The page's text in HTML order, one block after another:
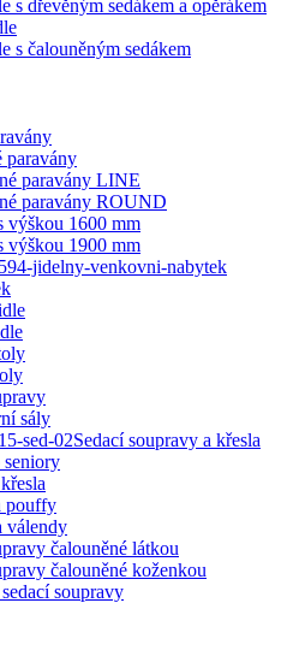
s dřevěným sedákem a opěrákem
s čalouněným sedákem
paravány
paravány LINE
paravány ROUND
výškou 1600 mm
výškou 1900 mm
sály
Sedací soupravy a křesla
seniory
pouffy
válendy
čalouněné látkou
čalouněné koženkou
soupravy